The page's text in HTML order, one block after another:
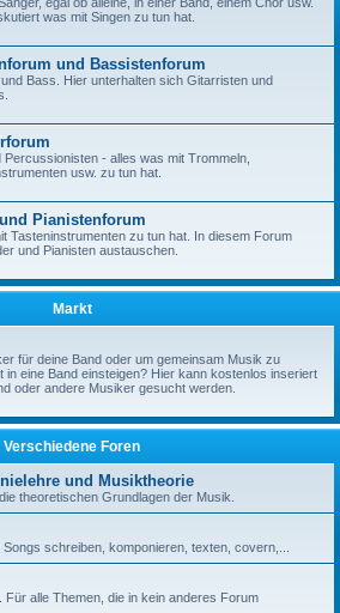
was mit Singen zu tun hat.
und Bassistenforum
Bass. Hier unterhalten sich Gitarristen und
- alles was mit Trommeln,
usw. zu tun hat.
Pianistenforum
Tasteninstrumenten zu tun hat. In diesem Forum
und Pianisten austauschen.
Markt
für deine Band oder um gemeinsam Musik zu
in eine Band einsteigen? Hier kann kostenlos inseriert
oder andere Musiker gesucht werden.
Verschiedene Foren
und Musiktheorie
theoretischen Grundlagen der Musik.
schreiben, komponieren, texten, covern,...
alle Themen, die in kein anderes Forum